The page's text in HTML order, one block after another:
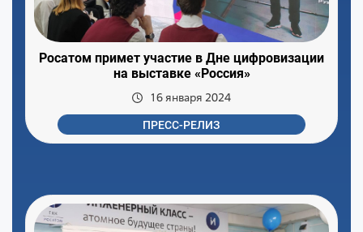
Росатом примет участие в Дне цифровизации
на выставке «Россия»
16 января 2024
ПРЕСС-РЕЛИЗ